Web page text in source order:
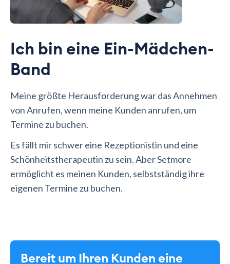
Ich bin eine Ein-Mädchen-
Band
Meine größte Herausforderung war das Annehmen
von Anrufen, wenn meine Kunden anrufen, um
Termine zu buchen.
Es fällt mir schwer eine Rezeptionistin und eine
Schönheitstherapeutin zu sein. Aber Setmore
ermöglicht es meinen Kunden, selbstständig ihre
eigenen Termine zu buchen.
Bereit um Ihren Kunden eine